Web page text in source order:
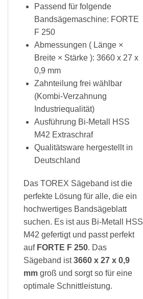
Passend für folgende
Bandsägemaschine: FORTE
F 250
Abmessungen ( Länge ×
Breite × Stärke ): 3660 x 27 x
0,9 mm
Zahnteilung frei wählbar
(Kombi-Verzahnung
Industriequalität)
Ausführung Bi-Metall HSS
M42 Extraschraf
Qualitätsware hergestellt in
Deutschland
Das TOREX Sägeband ist die
perfekte Lösung für alle, die ein
hochwertiges Bandsägeblatt
suchen. Es ist aus Bi-Metall HSS
M42 gefertigt und passt perfekt
auf FORTE F 250. Das
Sägeband ist3660 x 27 x 0,9
mm groß und sorgt so für eine
optimale Schnittleistung.